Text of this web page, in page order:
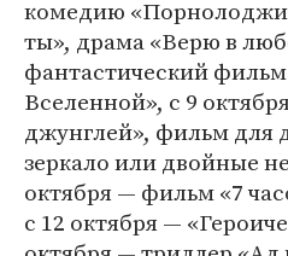
комедию
ты», драма «Верю в
фантастический
Вселенной», с 9
джунглей», фильм для
зеркало или двойные
октября — фильм «7
с 12 октября —